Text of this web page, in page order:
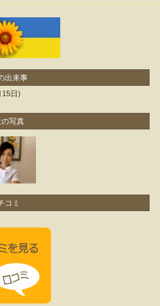
出来事
15日)
写真
コミ